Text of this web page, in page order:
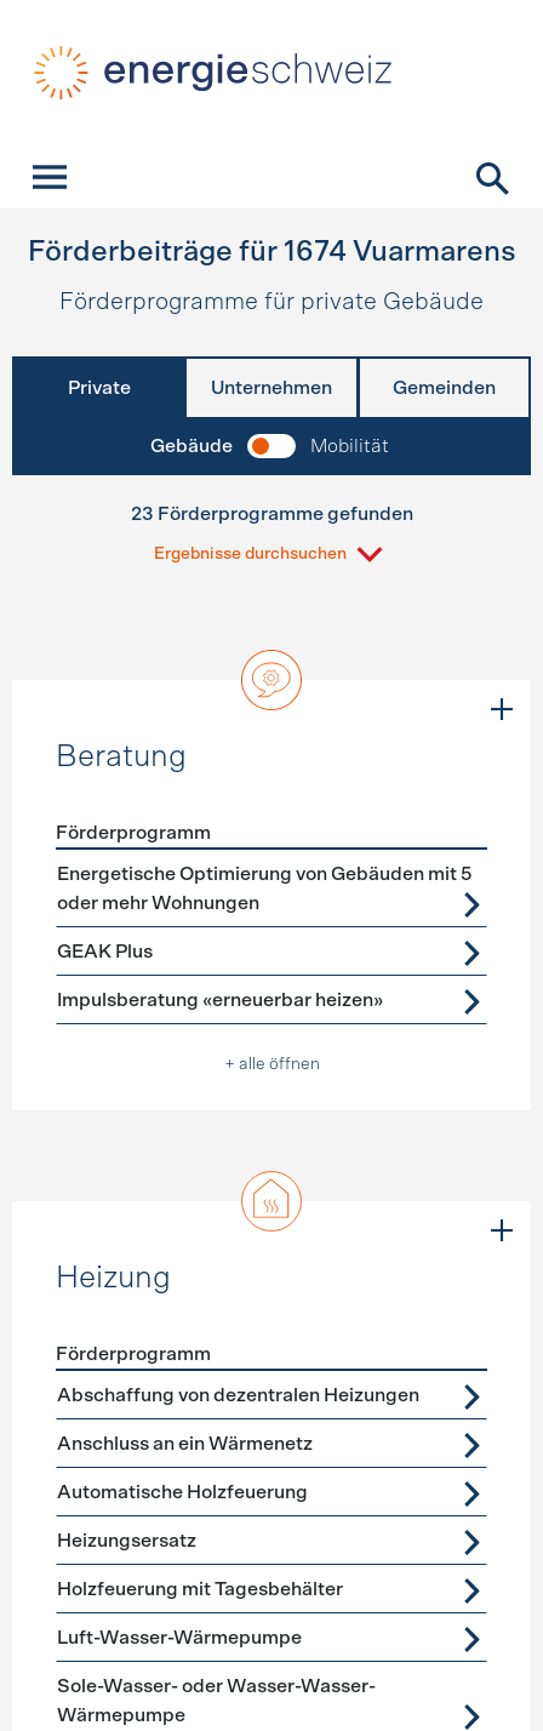
Förderbeiträge für 1674 Vuarmarens
Förderprogramme für private Gebäude
Private Unternehmen Gemeinden
Gebäude Mobilität
23 Förderprogramme gefunden
Ergebnisse durchsuchen
Beratung
Förderprogramme Beratung
Förderprogramm
Energetische Optimierung von Gebäuden mit 5
oder mehr Wohnungen
GEAK Plus
Impulsberatung «erneuerbar heizen»
+ alle öffnen
Heizung
Förderprogramme Heizung
Förderprogramm
Abschaffung von dezentralen Heizungen
Anschluss an ein Wärmenetz
Automatische Holzfeuerung
Heizungsersatz
Holzfeuerung mit Tagesbehälter
Luft-Wasser-Wärmepumpe
Sole-Wasser- oder Wasser-Wasser-
Wärmepumpe